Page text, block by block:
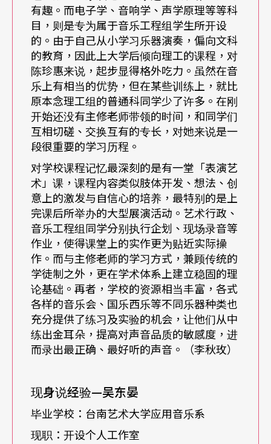
容，甚至跨领域包含音乐元素在内的艺术表演形式
及应用（例如戏剧、影视、电玩等），都已经逐渐
融合各种不同风格，使得古典音乐不再是音乐制作
的唯一内容，而「（音乐）艺术制作总监」也就更
能符合Tonmeister这项工作的职业名称。
艺术制作总监的主要工作，是针对音乐现场实况转
播或音乐录音制作而言，不论在音乐性或技术性方
面提供最佳的工作成果。为了达到在表演诠释的问
题方面具有足够的知识，以期能完全实现表演者及
作曲家在录音时的需求，因此他必须在演艺风格的
掌握上具有正确的判断能力。另一方面，为了达到
一个理想的录音成果，他必须针对各种不同的空间
音响环境，来判断所使用麦克风的适当种类及方
式。此外也包括在戏剧、电影及电视里，依情节需
要来制造适当的「空间音响气氛」。因而他必须具
有多轨录音技术及混音的能力，以及各种相关的数
教学内容音乐性与技术性并重
有趣。而电子学、音响学、声学原理等等科
目，则是专为属于音乐工程组学生所开设
的。由于自己从小学习乐器演奏，偏向文科
的教育，因此上大学后倾向理工的课程，对
陈珍惠来说，起步显得格外吃力。虽然在音
乐上有相当的优势，但在某些训练上，就比
原本念理工组的普通科同学少了许多。在刚
开始还没有主修老师带领的时间，和同学们
互相切磋、交换互有的专长，对她来说是一
段很重要的学习历程。
对学校课程记忆最深刻的是有一堂「表演艺
术」课，课程内容类似肢体开发、想法、创
意上的激发与自信心的培养，最特别的是上
完课后所举办的大型展演活动。艺术行政、
音乐工程组同学分别执行企划、现场录音等
作业，使得课堂上的实作更为贴近实际操
作。而与主修老师的学习方式，兼顾传统的
学徒制之外，更在学术体系上建立稳固的理
论基础。再者，学校的资源相当丰富，各式
各样的音乐会、国乐西乐等不同乐器种类也
充分提供了练习及实验的机会，让他们从中
练出金耳朵，提高对声音品质的敏感度，进
而录出最正确、最好听的声音。（李秋玫）
现身说经验—吴东晏
毕业学校：台南艺术大学应用音乐系
现职：开设个人工作室